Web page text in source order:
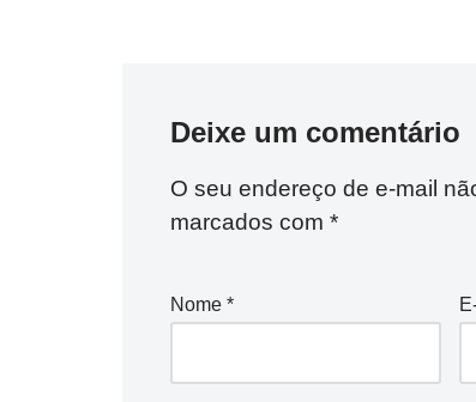
Deixe um comentário
O seu endereço de e-mail
marcados com *
Nome *